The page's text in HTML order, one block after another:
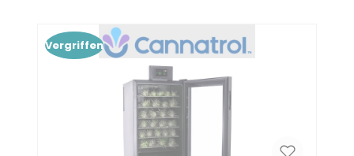
Vergriffen